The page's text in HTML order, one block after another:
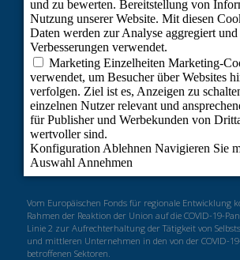
Vom Europäischen Fonds für regionale Entwicklung
Rahmen der Reaktion der Union auf die COVID-19-
Linie 2 zur Aufrechterhaltung der Tätigkeit von
und mittleren Unternehmen in den von der COVID-
betroffenen Sektoren.